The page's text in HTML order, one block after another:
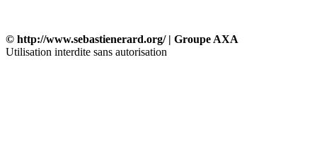
© http://www.sebastienerard.org/ | Groupe AXA
Utilisation interdite sans autorisation